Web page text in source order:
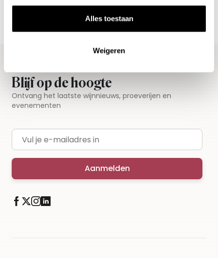
Alles toestaan
Weigeren
Gratis thuisbezorgd vanaf €115,00
Iedere wijn per fles te bestellen
Blijf op de hoogte
Ontvang het laatste wijnnieuws, proeverijen en
evenementen
E-mailadres
Aanmelden